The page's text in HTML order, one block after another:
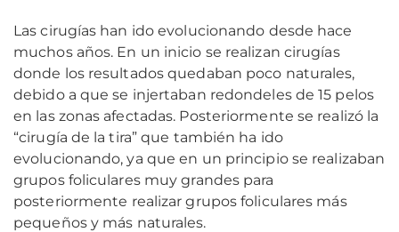
Las cirugías han ido evolucionando desde hace
muchos años. En un inicio se realizan cirugías
donde los resultados quedaban poco naturales,
debido a que se injertaban redondeles de 15 pelos
en las zonas afectadas. Posteriormente se realizó la
“cirugía de la tira” que también ha ido
evolucionando, ya que en un principio se realizaban
grupos foliculares muy grandes para
posteriormente realizar grupos foliculares más
pequeños y más naturales.